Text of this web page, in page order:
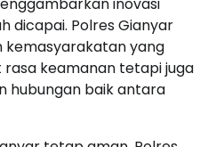
dicapai. Polres Gianyar
kemasyarakatan yang
keamanan tetapi juga
hubungan baik antara